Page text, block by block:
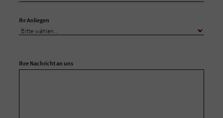
Ihr Anliegen
Ihre Nachricht an uns